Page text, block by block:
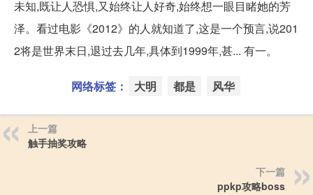
未知,既让人恐惧,又始终让人好奇,始终想一眼目睹她的芳
泽。看过电影《2012》的人就知道了,这是一个预言,说201
2将是世界末日,退过去几年,具体到1999年,甚... 有一。
网络标签： 大明 都是 风华
上一篇
触手抽奖攻略
下一篇
ppkp攻略boss